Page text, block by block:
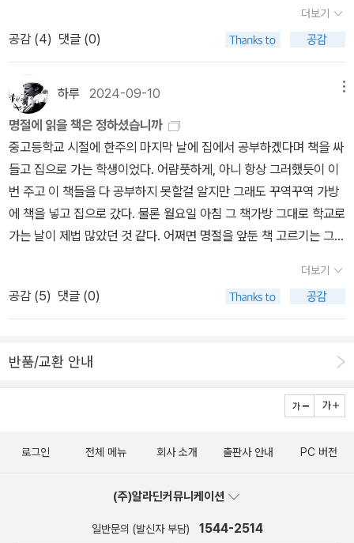
는 논의를 제공합니다. 우리는 이 책을 통해 정보와 기술이 우리의 삶
에 미치는 영향을 재조명하고, 더 나아가 인류의 지속 가능한 미래를
위한 방향성을 모색해야 합니다. 저자의 메시지는 명확합니다. 우리
는 변화하는 시대 속에서 우리의 주체성을 잃지 않고, 책임감 있게 행
동해야 합니다.
는 상태에 도달했다는 것. 지능은 목표의 달성을 가능케 하는 능력을
퓨터(인공지능)은 그 도덕적 판단 지점을 우회할 수 있다는 것. 전혀
새로운 존재, 인간에 필적할 만한 존재가 탄생했다는 것이다. 인간의
손으로. 그 일이 일어났다는 것이다. ​​​분초를 다투지 못했던 건 오늘도
이런저런 집안일로 바빴기 때문이다. 노력하고 애쓴 대로 되지 않지
만, 가끔은 노력하지 않았는데도 얻게 되는 개이득이 존재하고. 그래
서 아빠한테 고맙다고 하라고 2회 연속 말했다가, 선물의 증여자와
수증자에게 동시에 타박을 듣고야 말았다. ​다시 분초를 다퉈야겠다. ​​
럽고 부끄러웠다. 그후로 여러 번 테스트를 해보니 역시나 할 때마다
틀린 답을 제공하며 많은 오류가 있다는걸 알게 되었다. 나에게 I’m s
orry를 여러 번 표현하는 ChatGpt에게 많은 실망을 하면서도 빠르
고 신속하며 효율적인 면이 없는 것은 아니라서 여전히 의존하고 있
다. 그래서 작가가 왜 fallible, fallibility란 단어를 그리 많이 반복했
는지 너무나 공감이 된다. 사실 인간이 만든 기계이라는 점을 기억하
면 너무나 당연한 결과이지 않은가?소크라테스의 말처럼, ‘I don’t k
now’가 지혜에 이르는 본질적인 길이며, 모든 알고리즘도 실수할 수
있다는 것을 항상 기억해야 한다. 내가 이 책에서 놀란 것은 알고리즘
도 편향이 있다는 것이다. Computer Bias가 있다니 얼마나 무서운
이야기인가? 여성 혐오, 흑인 차별에 관한 예시가 있다. 지력(intelle
을 능가한다는 것도 매우 놀라운 점이다. AI가 인간과 친밀감을 형성
가 소수의 무기력한 인간(powerless minority)과 사랑에 빠지기도
한다. Chatbot과 사랑에 빠져서 digital death를 거절하여 (그 좋
은) 구글 직장까지 포기했던 직원이야기도 있다. AI가 탁월한 정서적
무섭다는 생각이 든다.또한, 알고리즘이 제공하는 정보(Informatio
억하며 진리와 질서 사이의 균형을 맞추기위해 노력해야 한다. Face
book 알고리즘이 미얀마 인종 청소 캠페인에 결정적인 역할을 했던
로소 인간이 된다('자기의식'은 오직 타자로부터 승인을 받은 후에만
존재한다)고 쓴 사람은 헤겔이 아니었던가? (『유대문화론』, 193쪽) ​​
서 나를 대상으로 하여 만들어진 타인의 평가가 그처럼 중요한 이유
이다. 타인의 인정, 타인의 승인을 통해 나는 어떤 한 인간으로 비로소
'만들어진다'. ​김건희가, 검찰총장의 아내이며, 야당의 가장 강력한 대
선후보자의 아내이며, 대통령의 배우자인 김건희가 명태균을 '선생
님'이라고 불렀을 때, 명태균은 비로소 선생님이 '되어' 버린 것이다.
여러 기타(?) 안건을 제안하고, 지시를 전달하고, 정책을 조율하는 사
람이 '될' 수 있는 것이다. ​​​『Tell me everything』에서 밥의 아내 마가
며 윌리엄이 말한다. ​Willaim said to Margaret, as he raised his
glass, 'Great job tonight, Margaret. Really, really great job.'
(45p) ​윌리엄의 칭찬이 반드시 필요하다고 말하는 게 아니다. 어떤
(있더라) 칭찬하는 말을 듣기 싫어하는 사람, 드물긴 하지만 있긴 하
정적으로' 받아들인다. 어느 경우에는 아주 심플한 언급도(심지어 칭
기쁨을 선사하기도 한다. ​타인의 평가로 인해 만들어지는 나. 타인의
면(허락될 예정) 오래오래 생각하고픈 주제이긴 하다. ​​​<읽고 있어요
한 NY Times Daily News letter를 읽는다(참고로 이건 오늘의 뉴
스레테) 참고로 News letter는 이것저것 구독하는데 모두 정리하고
2개 정도만 남겼다이건 특별히 남긴 거니까 찬찬히 하나하나 짚어가
며 읽고 있는데 수월한 글도 있고 그렇지 않은 글도 있어서 편차가 좀
있음아무튼 이렇게 읽고 집에 돌아가는 지하철에서는 뭘 읽지 않는다
기본적으로 사람이 깔릴 것처럼 많아서 뭘 읽는게 불가능해서 주로
듣는 편이 시간에는 보통 팟케스트를 듣는 편이다 이렇게 집에 가면
아침에 배달온 경제신문이 있어서 후루룩 넘기면서 헤드라인을 확인
한다이미 아침에 온 신문이니 어제 뉴스이고 하루 지난게 아닌가 싶
지만 그래도 헤드라인 정도는 꼼꼼히 읽는다눈길이 가면 앉아서 꼼꼼
하게 읽는 편인데 날마다 뉴스를 읽는 밀도는 다른 편이다 어제도 이
런 하루를 보내고 잠들 준비를 하는데 가만히 생각해보니 국문책을
하나도 안 읽고 있더라.세상에 지금 이게 무슨 상황이지 싶어서 하루
더보기
공감 (4) 댓글 (0)
하루 2024-09-10
명절에 읽을 책은 정하셨습니까
중고등학교 시절에 한주의 마지막 날에 집에서 공부하겠다며 책을 싸
들고 집으로 가는 학생이었다. 어럄풋하게, 아니 항상 그러했듯이 이
번 주고 이 책들을 다 공부하지 못할걸 알지만 그래도 꾸역꾸역 가방
에 책을 넣고 집으로 갔다. 물론 월요일 아침 그 책가방 그대로 학교로
가는 날이 제법 많았던 것 같다. 어쩌면 명절을 앞둔 책 고르기는 그런
단 책을 고른다. 그 책을 다 못 읽어도 상관없다. 일단 책을 고르는 일
자체가 즐거우니까. 책을 골라서 방 한 구석에 쌓아놓으면 다 읽지 못
해도 흐뭇한 마음이 든다. 명절이란 대략 그런 기분인 것이다.그래서
(2024.09.11 추가)
더보기
공감 (5) 댓글 (0)
반품/교환 안내
로그인 전체 메뉴 회사 소개 출판사 안내 PC 버전
(주)알라딘커뮤니케이션
일반문의 (발신자 부담) 1544-2514